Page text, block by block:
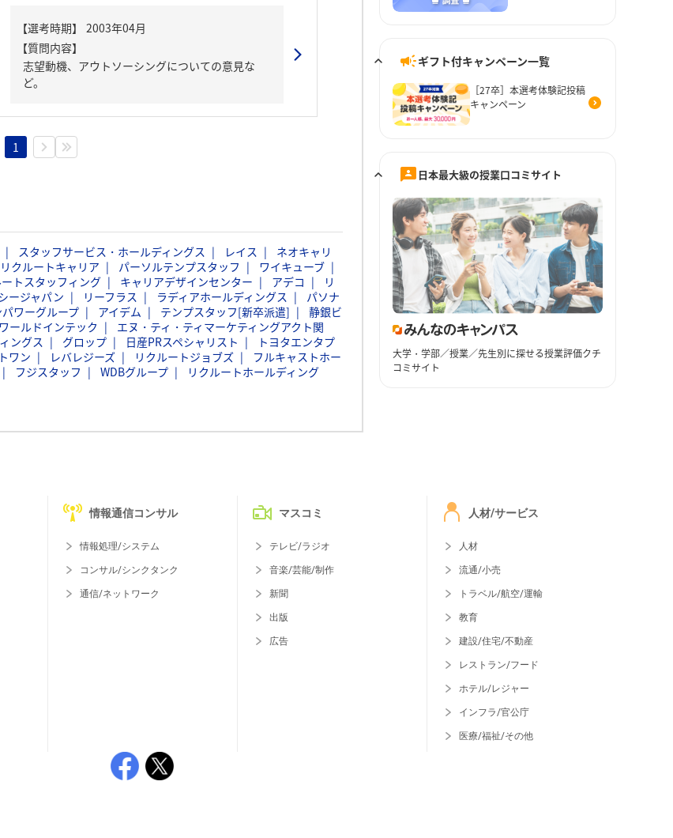
【質問内容】
志望動機、アウトソーシングについての意見な
ど。
1
スタッフサービス・ホールディングス レイス
ネオキャリ
リクルートキャリア パーソルテンプスタッフ
ワイキューブ
ートスタッフィング キャリアデザインセンター アデコ
リ
ージャパン リーフラス ラディアホールディングス
パソナ
ワーグループ アイデム テンプスタッフ[新卒派遣]
静銀ビ
ワールドインテック
エヌ・ティ・ティマーケティングアクト関
ングス グロップ 日産PRスペシャリスト
トヨタエンタプ
ワン レバレジーズ リクルートジョブズ
フルキャストホー
フジスタッフ WDBグループ
リクルートホールディング
ギフト付キャンペーン一覧
［27卒］本選考体験記投稿
キャンペーン
日本最大級の授業口コミサイト
大学・学部／授業／先生別に探せる授業評価クチ
コミサイト
情報通信コンサル
情報処理/システム
コンサル/シンクタンク
通信/ネットワーク
マスコミ
テレビ/ラジオ
音楽/芸能/制作
新聞
出版
広告
人材/サービス
人材
流通/小売
トラベル/航空/運輸
教育
建設/住宅/不動産
レストラン/フード
ホテル/レジャー
インフラ/官公庁
医療/福祉/その他